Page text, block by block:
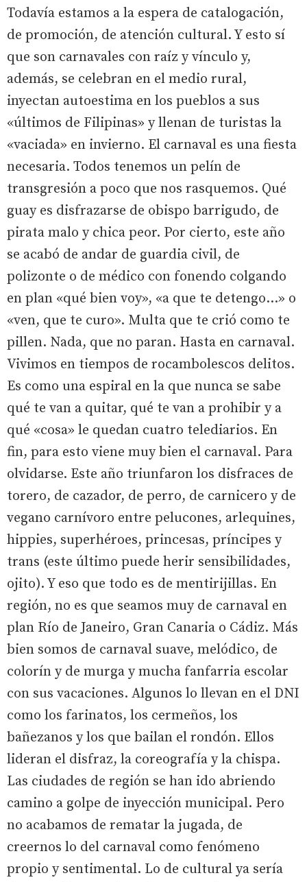
Todavía estamos a la espera de catalogación,
de promoción, de atención cultural. Y esto sí
que son carnavales con raíz y vínculo y,
además, se celebran en el medio rural,
inyectan autoestima en los pueblos a sus
«últimos de Filipinas» y llenan de turistas la
«vaciada» en invierno. El carnaval es una fiesta
necesaria. Todos tenemos un pelín de
transgresión a poco que nos rasquemos. Qué
guay es disfrazarse de obispo barrigudo, de
pirata malo y chica peor. Por cierto, este año
se acabó de andar de guardia civil, de
polizonte o de médico con fonendo colgando
en plan «qué bien voy», «a que te detengo…» o
«ven, que te curo». Multa que te crió como te
pillen. Nada, que no paran. Hasta en carnaval.
Vivimos en tiempos de rocambolescos delitos.
Es como una espiral en la que nunca se sabe
qué te van a quitar, qué te van a prohibir y a
qué «cosa» le quedan cuatro telediarios. En
fin, para esto viene muy bien el carnaval. Para
olvidarse. Este año triunfaron los disfraces de
torero, de cazador, de perro, de carnicero y de
vegano carnívoro entre pelucones, arlequines,
hippies, superhéroes, princesas, príncipes y
trans (este último puede herir sensibilidades,
ojito). Y eso que todo es de mentirijillas. En
región, no es que seamos muy de carnaval en
plan Río de Janeiro, Gran Canaria o Cádiz. Más
bien somos de carnaval suave, melódico, de
colorín y de murga y mucha fanfarria escolar
con sus vacaciones. Algunos lo llevan en el DNI
como los farinatos, los cermeños, los
bañezanos y los que bailan el rondón. Ellos
lideran el disfraz, la coreografía y la chispa.
Las ciudades de región se han ido abriendo
camino a golpe de inyección municipal. Pero
no acabamos de rematar la jugada, de
creernos lo del carnaval como fenómeno
propio y sentimental. Lo de cultural ya sería